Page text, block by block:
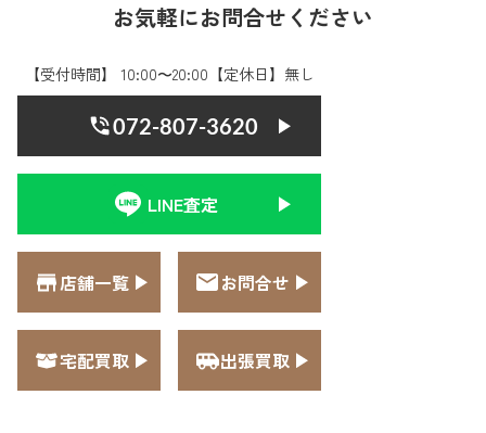
お気軽にお問合せください
【受付時間】 10:00〜20:00【定休日】無し
072-807-3620
LINE査定
店舗一覧 お問合せ
宅配買取 出張買取